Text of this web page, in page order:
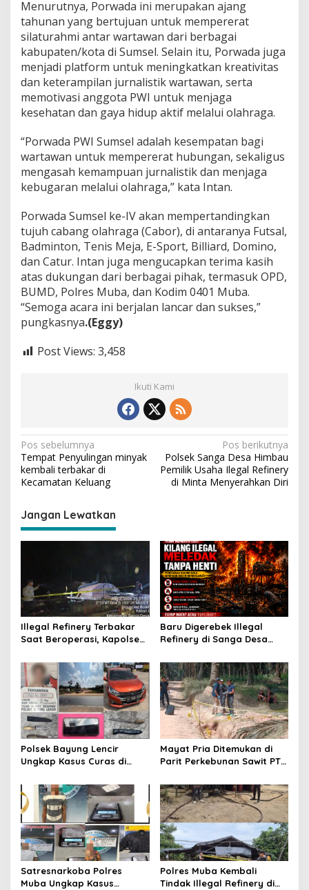
W
r
t
a
w
a
Menurutnya, Porwada ini merupakan ajang
tahunan yang bertujuan untuk mempererat
silaturahmi antar wartawan dari berbagai
kabupaten/kota di Sumsel. Selain itu, Porwada juga
menjadi platform untuk meningkatkan kreativitas
dan keterampilan jurnalistik wartawan, serta
memotivasi anggota PWI untuk menjaga
kesehatan dan gaya hidup aktif melalui olahraga.
“Porwada PWI Sumsel adalah kesempatan bagi
wartawan untuk mempererat hubungan, sekaligus
mengasah kemampuan jurnalistik dan menjaga
kebugaran melalui olahraga,” kata Intan.
Porwada Sumsel ke-IV akan mempertandingkan
tujuh cabang olahraga (Cabor), di antaranya Futsal,
Badminton, Tenis Meja, E-Sport, Billiard, Domino,
dan Catur. Intan juga mengucapkan terima kasih
atas dukungan dari berbagai pihak, termasuk OPD,
BUMD, Polres Muba, dan Kodim 0401 Muba.
“Semoga acara ini berjalan lancar dan sukses,”
pungkasnya.(Eggy)
Post Views: 3,458
Ikuti Kami
N
a
v
i
g
a
i
p
o
s
Pos sebelumnya
Tempat Penyulingan minyak
kembali terbakar di
Kecamatan Keluang
Pos berikutnya
Polsek Sanga Desa Himbau
Pemilik Usaha Ilegal Refinery
di Minta Menyerahkan Diri
Jangan Lewatkan
Illegal Refinery Terbakar
Saat Beroperasi, Kapolsek
Penindakan dan
Pencegahan Terus
Dilakukan
Baru Digerebek Illegal
Refinery di Sanga Desa
Hukum Dipertanyakan
Polsek Bayung Lencir
Ungkap Kasus Curas di
Satu Pelaku Ditangkap Dua
Masih Diburu
Mayat Pria Ditemukan di
Parit Perkebunan Sawit PT
Selidiki Penyebab Kematian
Satresnarkoba Polres
Muba Ungkap Kasus
Polres Muba Kembali
Tindak Illegal Refinery di